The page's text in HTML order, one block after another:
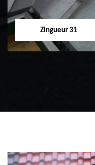
Zingueur 31